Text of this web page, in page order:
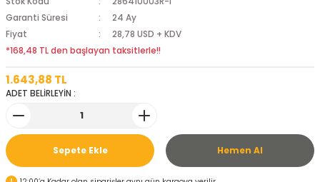
Garanti Süresi
24 Ay
Fiyat
28,78 USD + KDV
*168,48 TL den başlayan taksitlerle!!
1.643,88 TL
ADET BELİRLEYİN :
Sepete Ekle Hemen Al